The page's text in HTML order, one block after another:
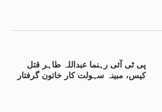
پی ٹی آئی رہنما عبداللہ طاہر قتل
کیس، مبینہ سہولت کار خاتون گرفتار